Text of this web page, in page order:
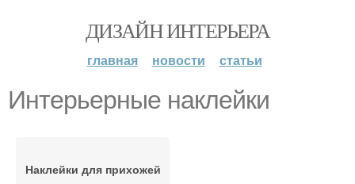
ДИЗАЙН ИНТЕРЬЕРА
главная новости статьи
Интерьерные наклейки
Наклейки для прихожей